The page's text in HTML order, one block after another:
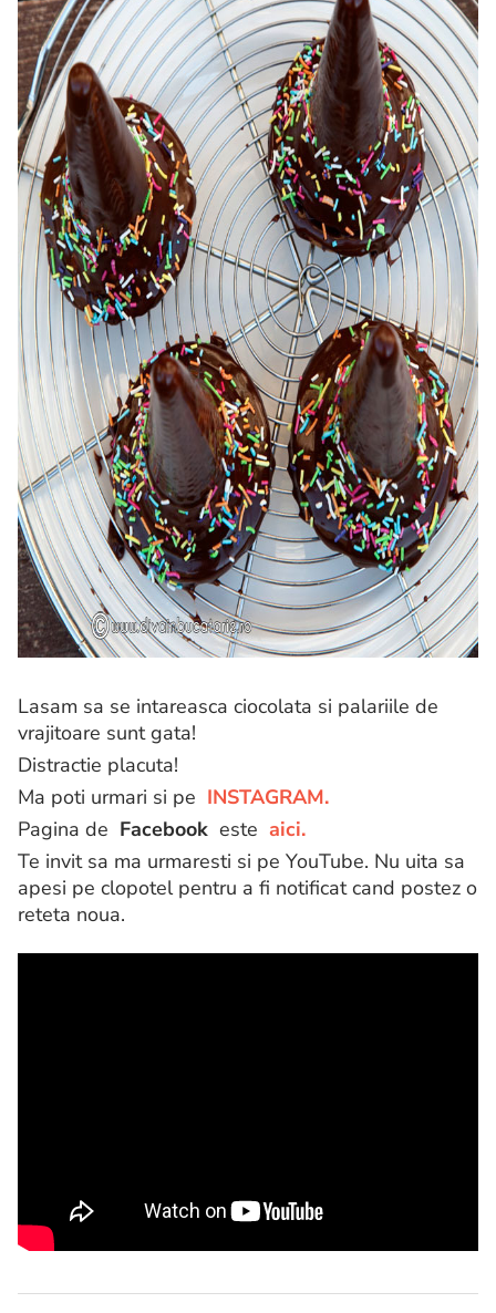
Lasam sa se intareasca ciocolata si palariile de
vrajitoare sunt gata!
Distractie placuta!
Ma poti urmari si pe INSTAGRAM.
Pagina de Facebook este aici.
Te invit sa ma urmaresti si pe YouTube. Nu uita sa
apesi pe clopotel pentru a fi notificat cand postez o
reteta noua.